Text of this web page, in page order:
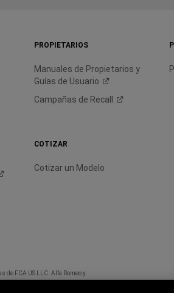
PROPIETARIOS
Manuales de Propietarios y
Guías de Usuario
Campañas de Recall
COTIZAR
Cotizar un Modelo
de FCA US LLC. Alfa Romeo y